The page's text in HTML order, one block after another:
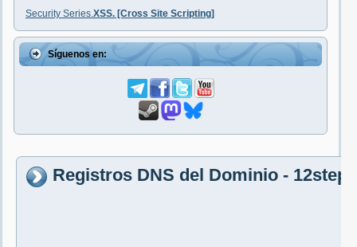
Security Series.XSS. [Cross Site Scripting]
Síguenos en:
Registros DNS del Dominio -